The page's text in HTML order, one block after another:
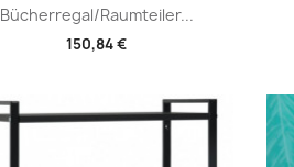
Bücherregal/Raumteiler...
150,84 €
Vorschau